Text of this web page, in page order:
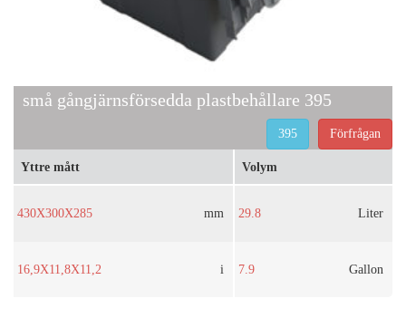
små gångjärnsförsedda plastbehållare 395
Förfrågan
395
Yttre mått
430X300X285 mm
16,9X11,8X11,2 i
Volym
29.8 Liter
7.9 Gallon